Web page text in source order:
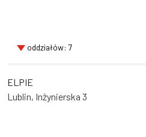
oddziałów: 7
ELPIE
Lublin, Inżynierska 3